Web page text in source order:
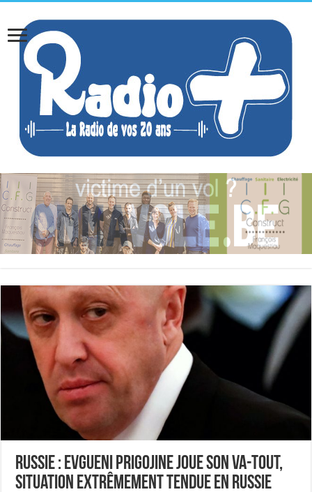
Russie : Evgueni Prigojine joue son va-tout,
situation extrêmement tendue en Russie